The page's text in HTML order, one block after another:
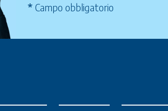
* Campo obbligatorio